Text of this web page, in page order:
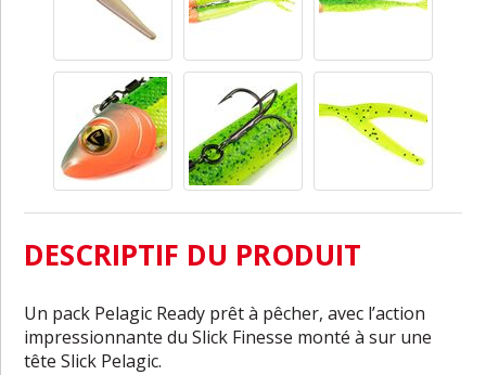
DESCRIPTIF DU PRODUIT
Un pack Pelagic Ready prêt à pêcher, avec l’action
impressionnante du Slick Finesse monté à sur une
tête Slick Pelagic.